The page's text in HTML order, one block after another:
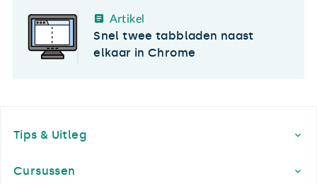
Artikel
Snel twee tabbladen naast
elkaar in Chrome
Tips & Uitleg
Cursussen